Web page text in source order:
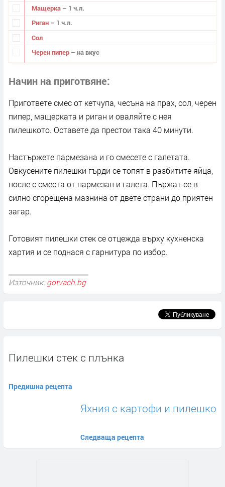
Мащерка – 1 ч.л.
Риган – 1 ч.л.
Сол
Черен пипер – на вкус
Начин на приготвяне
Пригответе смес от кетчупа, чесъна на прах, сол, черен
пипер, мащерката и риган и оваляйте с нея
пилешкото. Оставете да престои така 40 минути.
Настържете пармезана и го смесете с галетата.
Овкусените пилешки гърди се топят в разбитите яйца,
после с сместа от пармезан и галета. Пържат се в
силно сгорещена мазнина от двете страни до приятен
загар.
Готовият пилешки стек се отцежда върху кухненска
хартия и се поднася с гарнитура по избор.
Източник: gotvach.bg
Пилешки стек с плънка
Предишна рецепта
Яхния с картофи и пилешко
Следваща рецепта